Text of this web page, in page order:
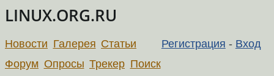
LINUX.ORG.RU
Регистрация - Вход
Новости Галерея Статьи
Форум Опросы Трекер Поиск